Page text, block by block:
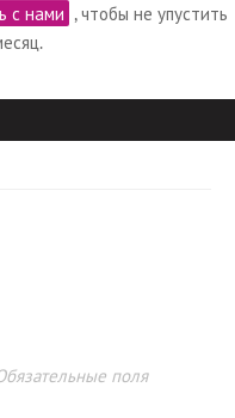
с нами , чтобы не упустить
поля